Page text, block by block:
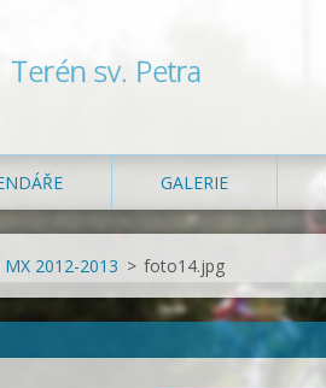
Terén sv. Petra
GALERIE
2012-2013 > foto14.jpg